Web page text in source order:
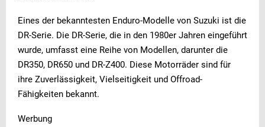
Eines der bekanntesten Enduro-Modelle von Suzuki ist die
DR-Serie. Die DR-Serie, die in den 1980er Jahren eingeführt
wurde, umfasst eine Reihe von Modellen, darunter die
DR350, DR650 und DR-Z400. Diese Motorräder sind für
ihre Zuverlässigkeit, Vielseitigkeit und Offroad-
Fähigkeiten bekannt.
Werbung